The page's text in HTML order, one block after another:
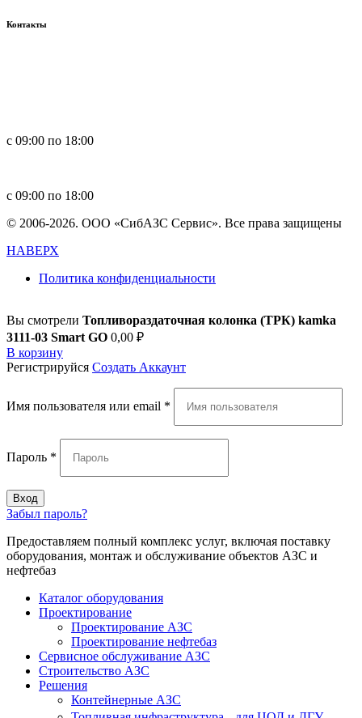
Контакты
с 09:00 по 18:00
с 09:00 по 18:00
© 2006-2026. ООО «СибАЗС Сервис». Все права защищены
НАВЕРХ
Политика конфиденциальности
Вы смотрели Топливораздаточная колонка (ТРК) kamka
3111-03 Smart GO 0,00 ₽
В корзину
Регистрируйся Создать Аккаунт
Имя пользователя или email *
Пароль *
Вход
Забыл пароль?
Предоставляем полный комплекс услуг, включая поставку
оборудования, монтаж и обслуживание объектов АЗС и
нефтебаз
Каталог оборудования
Проектирование
Проектирование АЗС
Проектирование нефтебаз
Cервисное обслуживание АЗС
Строительство АЗС
Решения
Контейнерные АЗС